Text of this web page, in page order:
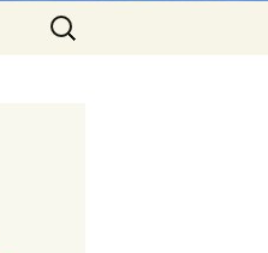
搜
尋